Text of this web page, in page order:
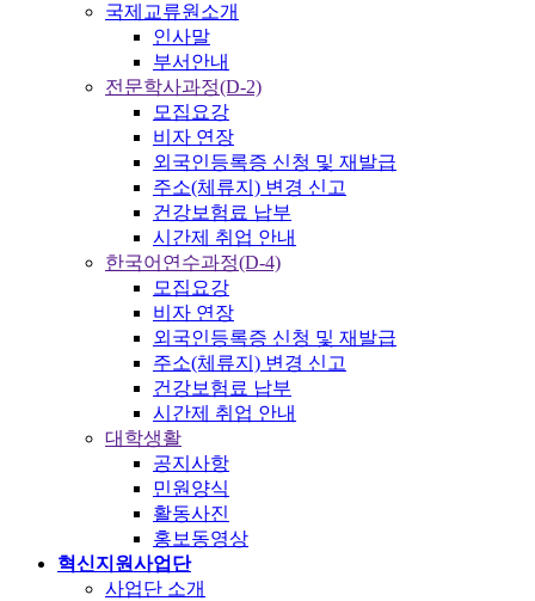
국제교류원소개
인사말
부서안내
전문학사과정(D-2)
모집요강
비자 연장
외국인등록증 신청 및 재발급
주소(체류지) 변경 신고
건강보험료 납부
시간제 취업 안내
한국어연수과정(D-4)
모집요강
비자 연장
외국인등록증 신청 및 재발급
주소(체류지) 변경 신고
건강보험료 납부
시간제 취업 안내
대학생활
공지사항
민원양식
활동사진
홍보동영상
혁신지원사업단
사업단 소개